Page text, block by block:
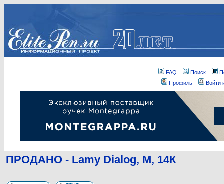
FAQ Поиск
Профиль
Войти
ПРОДАНО - Lamy Dialog, М, 14К